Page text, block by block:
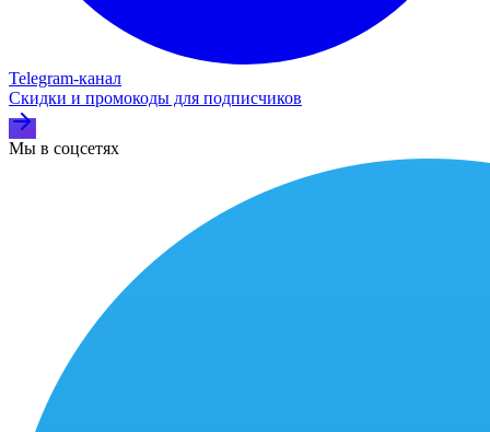
Telegram‑канал
Скидки и промокоды для подписчиков
Мы в соцсетях